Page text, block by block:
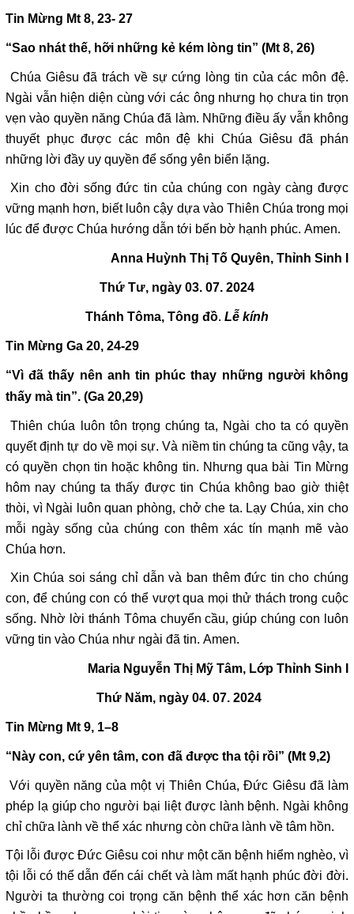
Tin Mừng Mt 8, 23- 27
“Sao nhát thế, hỡi những kẻ kém lòng tin” (Mt 8, 26)
Chúa Giêsu đã trách về sự cứng lòng tin của các môn đệ.
Ngài vẫn hiện diện cùng với các ông nhưng họ chưa tin trọn
vẹn vào quyền năng Chúa đã làm. Những điều ấy vẫn không
thuyết phục được các môn đệ khi Chúa Giêsu đã phán
những lời đầy uy quyền để sống yên biển lặng.
Xin cho đời sống đức tin của chúng con ngày càng được
vững mạnh hơn, biết luôn cậy dựa vào Thiên Chúa trong mọi
lúc để được Chúa hướng dẫn tới bến bờ hạnh phúc. Amen.
Anna Huỳnh Thị Tố Quyên, Thỉnh Sinh I
Thứ Tư, ngày 03. 07. 2024
Thánh Tôma, Tông đồ. Lễ kính
Tin Mừng Ga 20, 24-29
“Vì đã thấy nên anh tin phúc thay những người không
thấy mà tin”. (Ga 20,29)
Thiên chúa luôn tôn trọng chúng ta, Ngài cho ta có quyền
quyết định tự do về mọi sự. Và niềm tin chúng ta cũng vậy, ta
có quyền chọn tin hoặc không tin. Nhưng qua bài Tin Mừng
hôm nay chúng ta thấy được tin Chúa không bao giờ thiệt
thòi, vì Ngài luôn quan phòng, chở che ta. Lạy Chúa, xin cho
mỗi ngày sống của chúng con thêm xác tín mạnh mẽ vào
Chúa hơn.
Xin Chúa soi sáng chỉ dẫn và ban thêm đức tin cho chúng
con, để chúng con có thể vượt qua mọi thử thách trong cuộc
sống. Nhờ lời thánh Tôma chuyển cầu, giúp chúng con luôn
vững tin vào Chúa như ngài đã tin. Amen.
Maria Nguyễn Thị Mỹ Tâm, Lớp Thỉnh Sinh I
Thứ Năm, ngày 04. 07. 2024
Tin Mừng Mt 9, 1–8
“Này con, cứ yên tâm, con đã được tha tội rồi” (Mt 9,2)
Với quyền năng của một vị Thiên Chúa, Đức Giêsu đã làm
phép lạ giúp cho người bại liệt được lành bệnh. Ngài không
chỉ chữa lành về thể xác nhưng còn chữa lành về tâm hồn.
Tội lỗi được Đức Giêsu coi như một căn bệnh hiểm nghèo, vì
tội lỗi có thể dẫn đến cái chết và làm mất hạnh phúc đời đời.
Người ta thường coi trọng căn bệnh thể xác hơn căn bệnh